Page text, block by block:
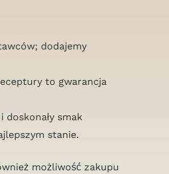
dodajemy
to gwarancja
smak
stanie.
możliwość zakupu